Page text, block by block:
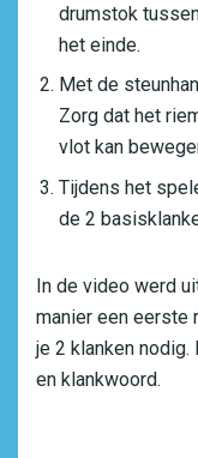
drumstok
het einde.
Met de
Zorg dat het
vlot kan
Tijdens het
de 2
In de video werd
manier een eerste
je 2 klanken
en klankwoord.